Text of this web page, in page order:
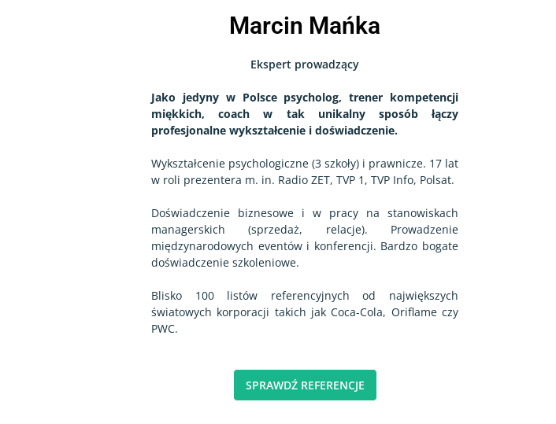
Marcin Mańka
Ekspert prowadzący
Jako jedyny w Polsce psycholog, trener kompetencji
miękkich, coach w tak unikalny sposób łączy
profesjonalne wykształcenie i doświadczenie.
Wykształcenie psychologiczne (3 szkoły) i prawnicze. 17 lat
w roli prezentera m. in. Radio ZET, TVP 1, TVP Info, Polsat.
Doświadczenie biznesowe i w pracy na stanowiskach
managerskich (sprzedaż, relacje). Prowadzenie
międzynarodowych eventów i konferencji. Bardzo bogate
doświadczenie szkoleniowe.
Blisko 100 listów referencyjnych od największych
światowych korporacji takich jak Coca-Cola, Oriflame czy
PWC.
SPRAWDŹ REFERENCJE